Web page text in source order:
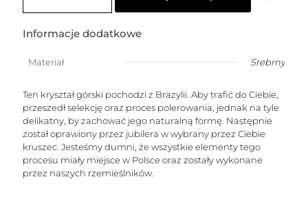
-
(kryształ
stożek)
Informacje dodatkowe
Materiał Srebrny
Ten kryształ górski pochodzi z Brazylii. Aby trafić do Ciebie,
przeszedł selekcję oraz proces polerowania, jednak na tyle
delikatny, by zachować jego naturalną formę. Następnie
został oprawiony przez jubilera w wybrany przez Ciebie
kruszec. Jesteśmy dumni, że wszystkie elementy tego
procesu miały miejsce w Polsce oraz zostały wykonane
przez naszych rzemieślników.